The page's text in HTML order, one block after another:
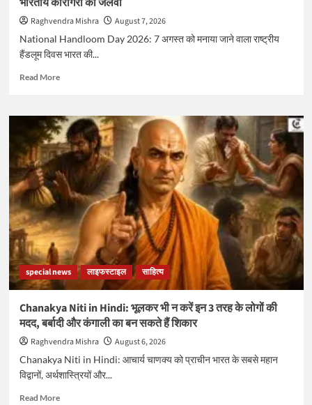
भारतीय कारीगरों का जलवा
Raghvendra Mishra
August 7, 2026
National Handloom Day 2026: 7 अगस्त को मनाया जाने वाला राष्ट्रीय
हैंडलूम दिवस भारत की...
Read MoreRead
जब
दुल्हनों
ने
बुनी
अपनी
शादी
की
हाथ
से
बनी
साड़ियों
में
दिखा
कारीगरों
का
जलवा
special news लाइफस्टाइल साहित्य
Chanakya Niti in Hindi: भूलकर भी न करें इन 3 तरह के लोगों की
मदद, बर्बादी और कंगाली का बन सकते हैं शिकार
Raghvendra Mishra
August 6, 2026
Chanakya Niti in Hindi: आचार्य चाणक्य को प्राचीन भारत के सबसे महान
विद्वानों, अर्थशास्त्रियों और...
Read MoreRead